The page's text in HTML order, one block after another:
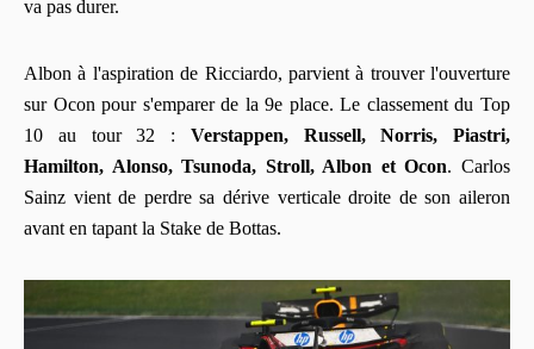
va pas durer.
Albon à l'aspiration de Ricciardo, parvient à trouver l'ouverture
sur Ocon pour s'emparer de la 9e place. Le classement du Top
10 au tour 32 : Verstappen, Russell, Norris, Piastri,
Hamilton, Alonso, Tsunoda, Stroll, Albon et Ocon. Carlos
Sainz vient de perdre sa dérive verticale droite de son aileron
avant en tapant la Stake de Bottas.